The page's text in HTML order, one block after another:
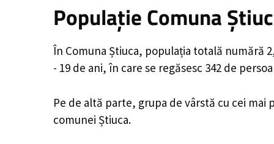
Populație Comuna
În Comuna Știuca, populația totală numără
- 19 de ani, în care se regăsesc 342 de
Pe de altă parte, grupa de vârstă cu cei mai
comunei Știuca.